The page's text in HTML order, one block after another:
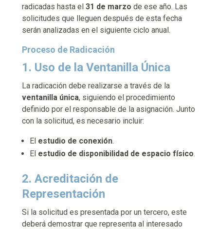
radicadas hasta el 31 de marzo de ese año. Las
solicitudes que lleguen después de esta fecha
serán analizadas en el siguiente ciclo anual.
Proceso de Radicación
1. Uso de la Ventanilla Única
La radicación debe realizarse a través de la
ventanilla única, siguiendo el procedimiento
definido por el responsable de la asignación. Junto
con la solicitud, es necesario incluir:
El estudio de conexión.
El estudio de disponibilidad de espacio físico.
2. Acreditación de
Representación
Si la solicitud es presentada por un tercero, este
deberá demostrar que representa al interesado